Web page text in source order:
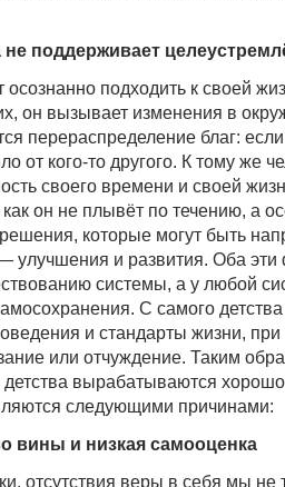
поддерживает
осознанно подходить к своей
он вызывает изменения в
перераспределение благ:
от кого-то другого. К тому же
своего времени и своей
как он не плывёт по течению, а
которые могут быть
улучшения и развития. Оба эти
системы, а у любой
С самого
и стандарты жизни, при
или отчуждение. Таким
детства вырабатываются
следующими причинами:
вины и низкая самооценка
отсутствия веры в себя мы не